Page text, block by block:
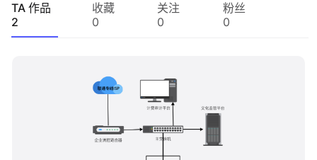
知识分享社区
TA 作品
2
收藏
0
关注
0
粉丝
0